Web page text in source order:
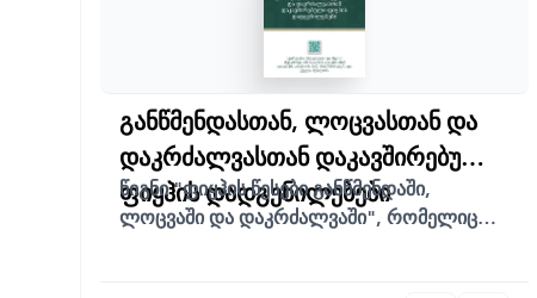
განწმენდასთან, ლოცვასთან და
დაკრძალვასთან დაკავშირებული
ფიყჰის დადგენილებები
წიგნი "ფიყჰის წესები განწმენდაში,
ლოცვაში და დაკრძალვაში", რომელიც